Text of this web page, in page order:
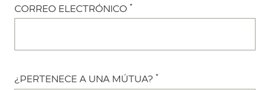
CORREO ELECTRÓNICO *
¿PERTENECE A UNA MÚTUA? *